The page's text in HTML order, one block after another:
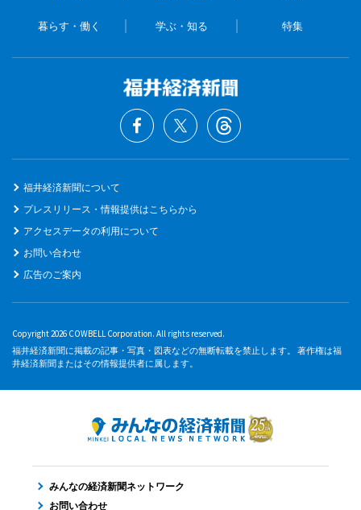
暮らす・働く 学ぶ・知る 特集
福井経済新聞について
プレスリリース・情報提供はこちらから
アクセスデータの利用について
お問い合わせ
広告のご案内
Copyright 2026 COWBELL Corporation. All rights reserved.
福井経済新聞に掲載の記事・写真・図表などの無断転載を禁止します。 著作権は福
井経済新聞またはその情報提供者に属します。
みんなの経済新聞ネットワーク
お問い合わせ